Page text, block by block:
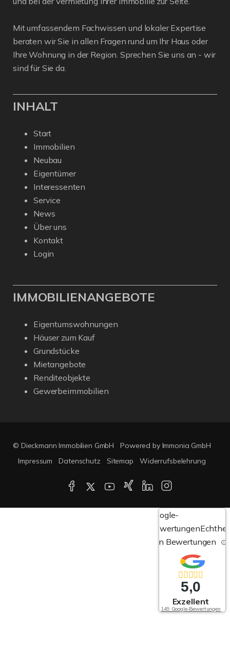
Mit umfassendem Fachwissen und lokaler Expertise
beraten wir Sie in allen Fragen rund um Ihr Haus oder
Ihre Wohnung in der Region. Sprechen Sie uns an - wir
sind für Sie da.
INHALT
Start
Immobilien
Neubau
Eigentümer
Interessenten
Service
News
Über uns
Kontakt
Login
IMMOBILIENANGEBOTE
Eigentumswohnungen
Häuser zum Kauf
Grundstücke
Mietangebote
Renditeobjekte
Gewerbeimmobilien
© Dieckmann Immobilien GmbH
Powered by Immonia GmbH
Impressum
Datenschutz Sitemap Widerrufsbelehrung
Google-
Bewertungen
von Bewertungen
5,0
Exzellent
149 Google-Bewertungen